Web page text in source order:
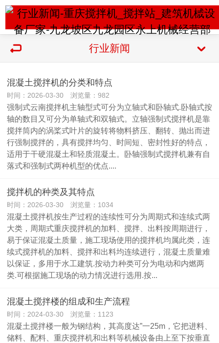
行业新闻
混凝土搅拌机的分类和特点
时间：2026-03-30 浏览量：982
强制式云南搅拌机主轴型式可分为立轴式和卧轴式.卧轴式按
轴的数目又可分为单轴式和双轴式。立轴强制式搅拌机是靠
搅拌筒内的涡桨式叶片的旋转将物料挤压、翻转、抛出而进
行强制搅拌的，具有搅拌均匀、时间短、密封性好的特点，
适用于干硬混凝土和轻质混凝土。卧轴强制式搅拌机兼有自
落式和强制式两种机型的优点....
搅拌机的种类及其特点
时间：2026-03-30 浏览量：1034
混凝土搅拌机按生产过程的连续性可分为周期式和连续式两
大类，周期式重庆搅拌机的加料、搅拌、出料按周期进行，
易于保证混凝土质量，施工现场使用的搅拌机均属此类，连
续式搅拌机的加料、搅拌和出料均连续进行，混凝土质量难
以保证，多用于水工建筑.按动力种类可分为电动和内燃两
类.可根据施工现场的动力情况进行选用.按...
混凝土搅拌楼的组成和生产流程
时间：2024-03-30 浏览量：1123
混凝土搅拌楼一般为钢结构，其高度达”一25m，它把进料、
储料、配料、重庆搅拌机和出料等机械设备由上至下按垂直